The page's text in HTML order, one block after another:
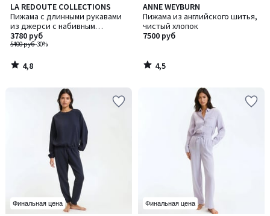
LA REDOUTE COLLECTIONS
Пижама с длинными рукавами
из джерси с набивным
цветочным рисунком
5400 руб-30%
3780 руб
4,8
/ 5
4,8
/
ANNE WEYBURN
Пижама из английского шитья,
чистый хлопок
7500 руб
4,5
/ 5
4,5
/
Финальная цена Финальная цена